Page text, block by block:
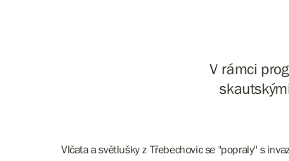
V rámci
Vlčata a světlušky z Třebechovic se "popraly" s